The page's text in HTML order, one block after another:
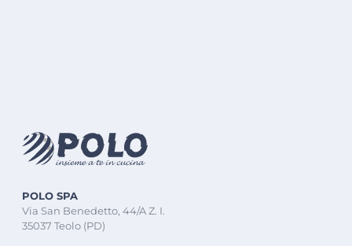
POLO SPA
Via San Benedetto, 44/A Z. I.
35037 Teolo (PD)